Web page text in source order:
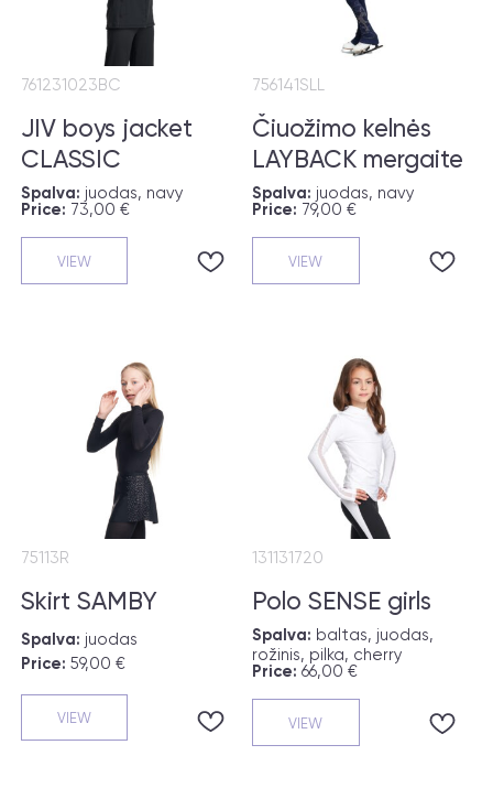
JIV boys jacket
CLASSIC
761231023BC
Spalva: juodas, navy
Price: 73,00 €
VIEW
Čiuožimo kelnės
LAYBACK mergaite
756141SLL
Spalva: juodas, navy
Price: 79,00 €
VIEW
Skirt SAMBY
75113R
Spalva: juodas
Price: 59,00 €
VIEW
Polo SENSE girls
131131720
Spalva: baltas, juodas,
rožinis, pilka, cherry
Price: 66,00 €
VIEW